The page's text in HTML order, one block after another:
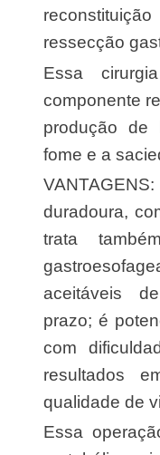
ressecção
Essa cirurgia tem inicial e transitório
componente
produção de
fome e a
VANTAGENS: perda de peso adequada e
duradoura,
trata
aceitáveis
prazo; é
com
resultados
qualidade de
Essa operação também apresenta efeitos